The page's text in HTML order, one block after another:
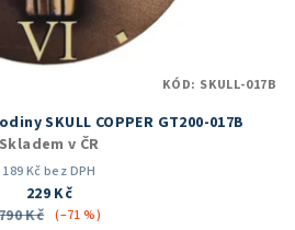
SKULL COPPER GT200-017B
Skladem v ČR
189 Kč bez DPH
229 Kč
Kč (–71 %)
KÓD: SKULL-017B